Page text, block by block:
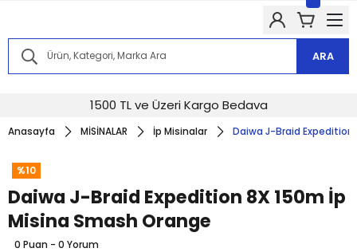
Kampanyalarımızdan haberdar olmak için @alkocav instagram
Kampanyalarımızdan haberdar olmak için @alkocav instagram
hesabımızı takip edin!
Kampanyalarımızdan haberdar olmak için @alkocav instagram
Kampanyalarımızdan haberdar olmak için @alkocav instagram
Kampanyalarımızdan haberdar olmak için @alkocav instagram
ARA
1500 TL ve Üzeri Kargo Bedava
Anasayfa MİSİNALAR İp Misinalar Daiwa J-Braid Expedition
%10
Daiwa J-Braid Expedition 8X 150m İp
Misina Smash Orange
0 Puan - 0 Yorum